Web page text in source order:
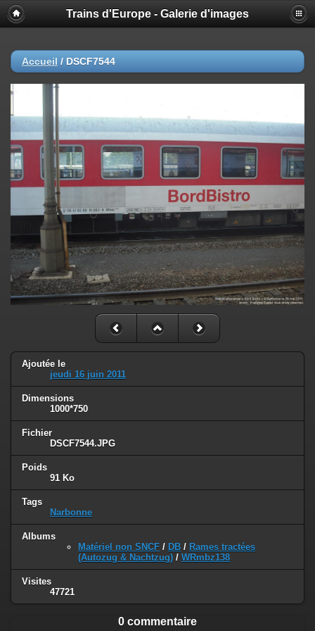
Trains d'Europe - Galerie d'images
Accueil / DSCF7544
Ajoutée le
jeudi 16 juin 2011
Dimensions
1000*750
Fichier
DSCF7544.JPG
Poids
91 Ko
Tags
Narbonne
Albums
Matériel non SNCF / DB / Rames tractées
(Autozug & Nachtzug) / WRmbz138
Visites
47721
0 commentaire